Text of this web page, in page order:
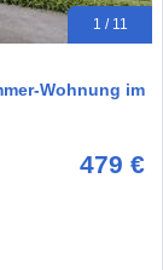
1 / 11
Wohnung im
479 €